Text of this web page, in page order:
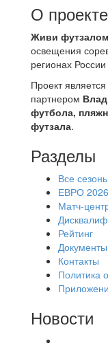
О проекте
Живи
освещения
регионах
Проект
партнером
футбола,
футзала.
Разделы
Все сезоны
ЕВРО
Матч-
Рейтинг
Документы
Контакты
Политика
Новости